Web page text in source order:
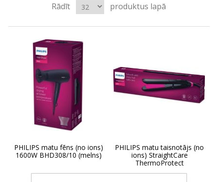
Rādīt
produktus lapā
PHILIPS matu fēns (no ions)
1600W BHD308/10 (melns)
PHILIPS matu taisnotājs (no
ions) StraightCare
ThermoProtect